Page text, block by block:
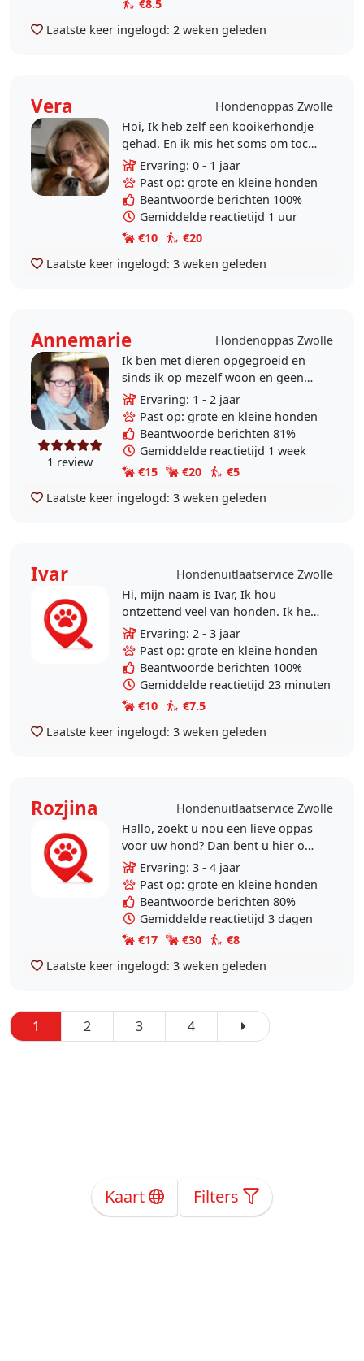
€8.5
Laatste keer ingelogd: 2 weken geleden
Vera
Hondenoppas Zwolle
Hoi, Ik heb zelf een kooikerhondje
gehad. En ik mis het soms om toch
zo’n dierenvriend om me heen te
hebben. Op dit moment woon ik in
Zwolle en..
Ervaring: 0 - 1 jaar
Past op: grote en kleine honden
Beantwoorde berichten 100%
Gemiddelde reactietijd 1 uur
€10
€20
Laatste keer ingelogd: 3 weken geleden
Annemarie Hondenoppas Zwolle
1 review
Ik ben met dieren opgegroeid en
sinds ik op mezelf woon en geen
huisdieren heb, mis ik het
gezelschap van dieren om me heen
en om liefde te..
Ervaring: 1 - 2 jaar
Past op: grote en kleine honden
Beantwoorde berichten 81%
Gemiddelde reactietijd 1 week
€15
€20
€5
Laatste keer ingelogd: 3 weken geleden
Ivar
Hondenuitlaatservice Zwolle
Hi, mijn naam is Ivar, Ik hou
ontzettend veel van honden. Ik heb
een eigen hondje van 2 jaar. En ik
heb ervaring met verschillende
oppashondjes...
Ervaring: 2 - 3 jaar
Past op: grote en kleine honden
Beantwoorde berichten 100%
Gemiddelde reactietijd 23 minuten
€10
€7.5
Laatste keer ingelogd: 3 weken geleden
Rozjina
Hondenuitlaatservice Zwolle
Hallo, zoekt u nou een lieve oppas
voor uw hond? Dan bent u hier op
de juiste plek! Voor een wandeling,
een dagje of blijven slapen. Uw
hond krijgt..
Ervaring: 3 - 4 jaar
Past op: grote en kleine honden
Beantwoorde berichten 80%
Gemiddelde reactietijd 3 dagen
€17
€30
€8
Laatste keer ingelogd: 3 weken geleden
1 2 3 4
Kaart Filters